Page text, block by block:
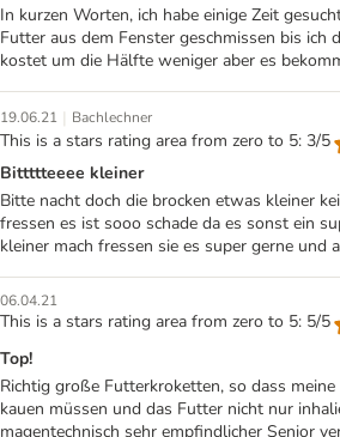
In kurzen Worten, ich habe einige Zeit
Futter aus dem Fenster geschmissen bis ich
kostet um die Hälfte weniger aber es
19.06.21 | Bachlechner
This is a stars rating area from zero to 5: 3/5
Bittttteeee kleiner
Bitte nacht doch die brocken etwas kleiner
fressen es ist sooo schade da es sonst ein
kleiner mach fressen sie es super gerne und
06.04.21
This is a stars rating area from zero to 5: 5/5
Top!
Richtig große Futterkroketten, so dass
kauen müssen und das Futter nicht nur
magentechnisch sehr empfindlicher Senior